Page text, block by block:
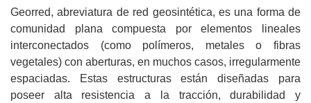
Georred, abreviatura de red geosintética, es una forma de
comunidad plana compuesta por elementos lineales
interconectados (como polímeros, metales o fibras
vegetales) con aberturas, en muchos casos, irregularmente
espaciadas. Estas estructuras están diseñadas para
poseer alta resistencia a la tracción, durabilidad y